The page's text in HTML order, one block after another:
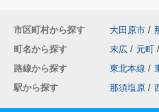
市区町村から探す 大田原市 /
町名から探す
末広 / 元町 /
路線から探す
東北本線 /
駅から探す
那須塩原 /